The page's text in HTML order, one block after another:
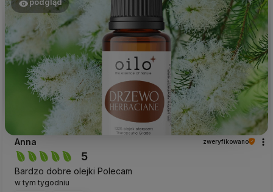
podgląd
Anna zweryfikowano
5
Bardzo dobre olejki Polecam
w tym tygodniu